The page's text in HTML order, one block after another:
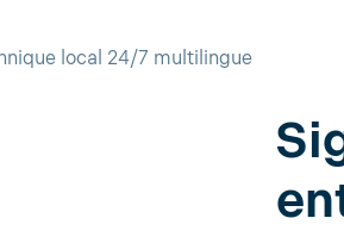
local 24/7 multilingue